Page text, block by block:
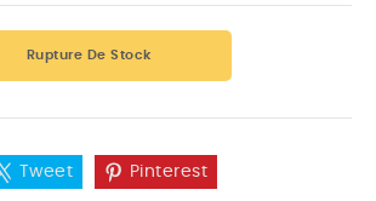
Rupture De Stock
Tweet Pinterest